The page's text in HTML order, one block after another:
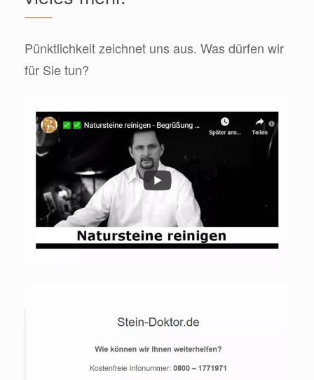
Pünktlichkeit zeichnet uns aus. Was dürfen wir
für Sie tun?